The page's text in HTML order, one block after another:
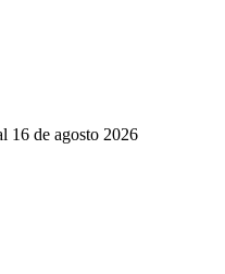
16 de agosto 2026